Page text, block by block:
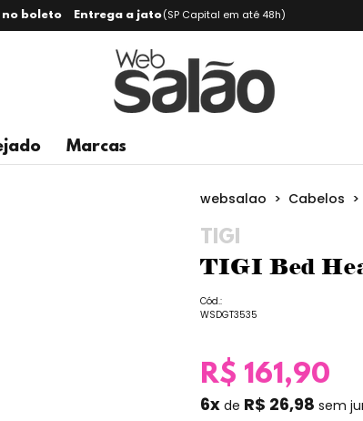
no boleto Entrega a jato(SP Capital em até 48h)
Marcas
websalao > Cabelos >
TIGI
TIGI Bed
Cód.:
WSDGT3535
R$ 161,90
6x de R$ 26,98 sem